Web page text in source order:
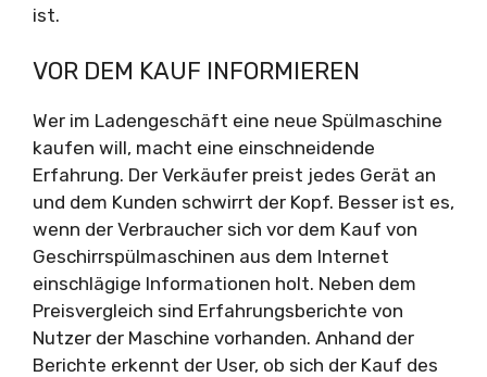
ist.
VOR DEM KAUF INFORMIEREN
Wer im Ladengeschäft eine neue Spülmaschine
kaufen will, macht eine einschneidende
Erfahrung. Der Verkäufer preist jedes Gerät an
und dem Kunden schwirrt der Kopf. Besser ist es,
wenn der Verbraucher sich vor dem Kauf von
Geschirrspülmaschinen aus dem Internet
einschlägige Informationen holt. Neben dem
Preisvergleich sind Erfahrungsberichte von
Nutzer der Maschine vorhanden. Anhand der
Berichte erkennt der User, ob sich der Kauf des